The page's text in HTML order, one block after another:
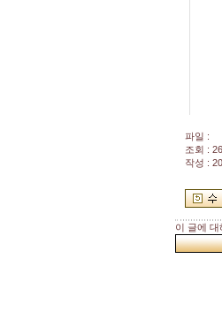
파일 :
조회 :
작성 :
이 글에 대